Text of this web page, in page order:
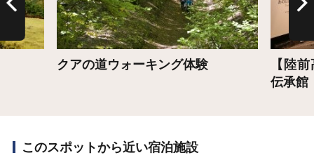
クアの道ウォーキング体験
【陸
伝承
このスポットから近い宿泊施設